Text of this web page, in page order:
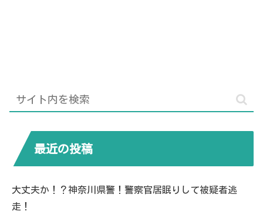
最近の投稿
大丈夫か！？神奈川県警！警察官居眠りして被疑者逃
走！